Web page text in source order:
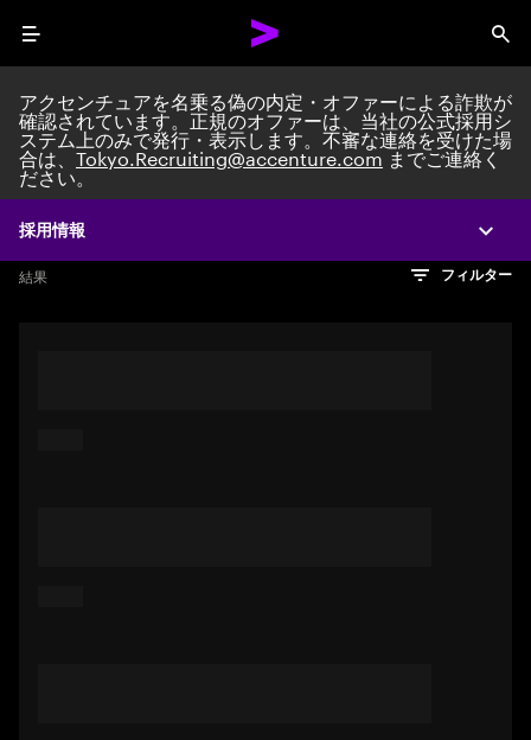
Menu
採用情報
アクセンチュアを名乗る偽の内定・オファーによる詐欺が
確認されています。正規のオファーは、当社の公式採用シ
ステム上のみで発行・表示します。不審な連絡を受けた場
合は、Tokyo.Recruiting@accenture.comまでご連絡く
ださい。
Search jobs at
検索のヒント
希望の仕事を表すフレーズや文章を使って検索してみてくださ
い。キーワードを引用符で囲むことで、完全一致検索もできま
文字数制限に達しました
検索結果を見るにはEnterキーを押してください
結果 フィルター